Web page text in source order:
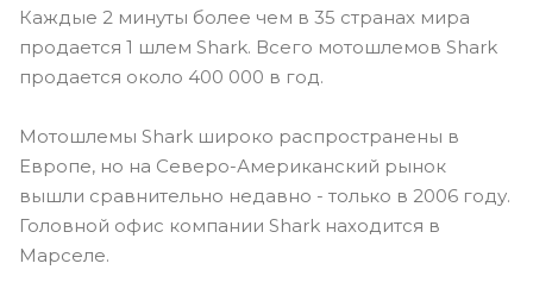
Каждые 2 минуты более чем в 35 странах мира
продается 1 шлем Shark. Всего мотошлемов Shark
продается около 400 000 в год.
Мотошлемы Shark широко распространены в
Европе, но на Северо-Американский рынок
вышли сравнительно недавно - только в 2006 году.
Головной офис компании Shark находится в
Марселе.